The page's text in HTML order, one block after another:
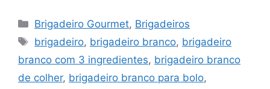
Categorias
Brigadeiro Gourmet, Brigadeiros
Tags
brigadeiro, brigadeiro branco, brigadeiro
branco com 3 ingredientes, brigadeiro branco
de colher, brigadeiro branco para bolo,